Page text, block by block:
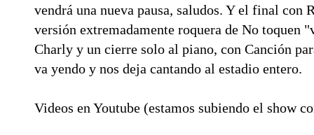
vendrá una nueva pausa, saludos. Y el final con
versión extremadamente roquera de No toquen
Charly y un cierre solo al piano, con Canción
va yendo y nos deja cantando al estadio entero.
Videos en Youtube (estamos subiendo el show